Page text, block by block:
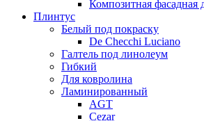
Композитная фасадная
Плинтус
Белый под покраску
De Checchi Luciano
Галтель под линолеум
Гибкий
Для ковролина
Ламинированный
AGT
Cezar